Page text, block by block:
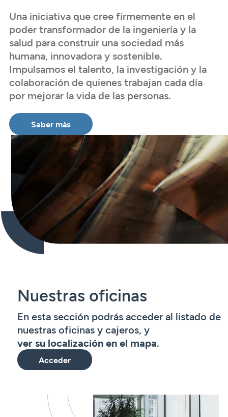
Una iniciativa que cree firmemente en el
poder transformador de la ingeniería y la
salud para construir una sociedad más
humana, innovadora y sostenible.
Impulsamos el talento, la investigación y la
colaboración de quienes trabajan cada día
por mejorar la vida de las personas.
Saber más
Nuestras oficinas
En esta sección podrás acceder al listado de
nuestras oficinas y cajeros, y
ver su localización en el mapa.
Acceder